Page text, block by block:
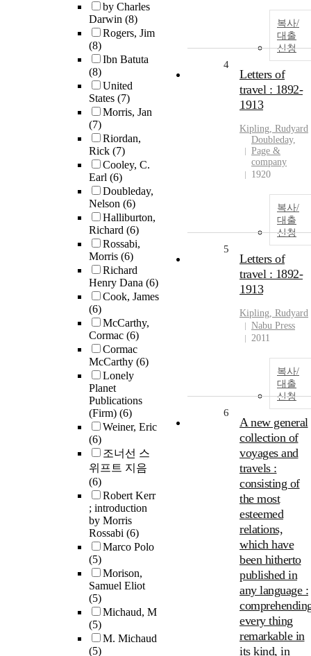
by Charles
Darwin (8)
Rogers, Jim
(8)
Ibn Batuta
(8)
United
States (7)
Morris, Jan
(7)
Riordan,
Rick (7)
Cooley, C.
Earl (6)
Doubleday,
Nelson (6)
Halliburton,
Richard (6)
Rossabi,
Morris (6)
Richard
Henry Dana (6)
Cook, James
(6)
McCarthy,
Cormac (6)
Cormac
McCarthy (6)
Lonely
Planet
Publications
(Firm) (6)
Weiner, Eric
(6)
조너선 스
위프트 지음
(6)
Robert Kerr
; introduction
by Morris
Rossabi (6)
Marco Polo
(5)
Morison,
Samuel Eliot
(5)
Michaud, M
(5)
M. Michaud
(5)
복사/
대출
신청
4
Letters of
travel : 1892-
1913
Kipling, Rudyard
Doubleday,
Page &
company
1920
복사/
대출
신청
5
Letters of
travel : 1892-
1913
Kipling, Rudyard
Nabu Press
2011
복사/
대출
신청
6
A new general
collection of
voyages and
travels :
consisting of
the most
esteemed
relations,
which have
been hitherto
published in
any language :
every thing
remarkable in
its kind, in